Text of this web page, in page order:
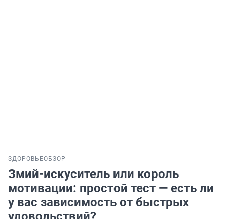
ЗДОРОВЬЕОБЗОР
Змий-искуситель или король
мотивации: простой тест — есть ли
у вас зависимость от быстрых